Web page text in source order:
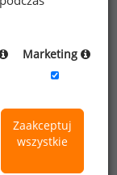
Mężczyźni
Marketing
Zaakceptuj
wszystkie